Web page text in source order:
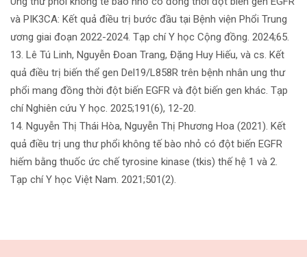
và PIK3CA: Kết quả điều trị bước đầu tại Bệnh viện Phổi Trung
ương giai đoạn 2022-2024. Tạp chí Y học Cộng đồng. 2024;65.
13. Lê Tú Linh, Nguyễn Đoan Trang, Đặng Huy Hiếu, và cs. Kết
quả điều trị biến thể gen Del19/L858R trên bệnh nhân ung thư
phổi mang đồng thời đột biến EGFR và đột biến gen khác. Tạp
chí Nghiên cứu Y học. 2025;191(6), 12-20.
14. Nguyễn Thị Thái Hòa, Nguyễn Thị Phương Hoa (2021). Kết
quả điều trị ung thư phổi không tế bào nhỏ có đột biến EGFR
hiếm bằng thuốc ức chế tyrosine kinase (tkis) thế hệ 1 và 2.
Tạp chí Y học Việt Nam. 2021;501(2).